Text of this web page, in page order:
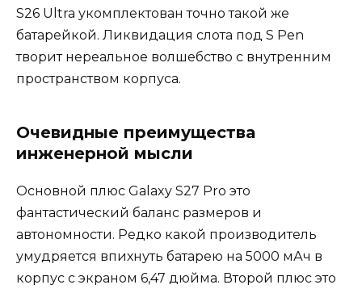
S26 Ultra укомплектован точно такой же
батарейкой. Ликвидация слота под S Pen
творит нереальное волшебство с внутренним
пространством корпуса.
Очевидные преимущества
инженерной мысли
Основной плюс Galaxy S27 Pro это
фантастический баланс размеров и
автономности. Редко какой производитель
умудряется впихнуть батарею на 5000 мАч в
корпус с экраном 6,47 дюйма. Второй плюс это